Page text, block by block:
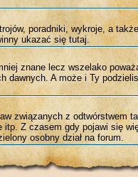
poradniki, wykroje, a
ukazać się tutaj.
znane lecz wszelako
dawnych. A może i Ty
związanych z odtwórstwem
itp. Z czasem gdy pojawi się
osobny dział na forum.